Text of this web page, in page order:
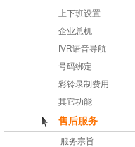
上下班设置
企业总机
IVR语音导航
号码绑定
彩铃录制费用
其它功能
售后服务
服务宗旨